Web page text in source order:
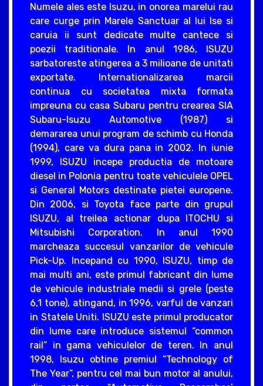
Numele ales este Isuzu, in onorea marelui rau
care curge prin Marele Sanctuar al lui Ise si
caruia ii sunt dedicate multe cantece si
poezii traditionale. In anul 1986, ISUZU
sarbatoreste atingerea a 3 milioane de unitati
exportate. Internationalizarea marcii
continua cu societatea mixta formata
impreuna cu casa Subaru pentru crearea SIA
Subaru-Isuzu Automotive (1987) si
demararea unui program de schimb cu Honda
(1994), care va dura pana in 2002. In iunie
1999, ISUZU incepe productia de motoare
diesel in Polonia pentru toate vehiculele OPEL
si General Motors destinate pietei europene.
Din 2006, si Toyota face parte din grupul
ISUZU, al treilea actionar dupa ITOCHU si
Mitsubishi Corporation. In anul 1990
marcheaza succesul vanzarilor de vehicule
Pick-Up. Incepand cu 1990, ISUZU, timp de
mai multi ani, este primul fabricant din lume
de vehicule industriale medii si grele (peste
6,1 tone), atingand, in 1996, varful de vanzari
in Statele Uniti. ISUZU este primul producator
din lume care introduce sistemul “common
rail” in gama vehiculelor de teren. In anul
1998, Isuzu obtine premiul “Technology of
The Year”, pentru cel mai bun motor al anului,